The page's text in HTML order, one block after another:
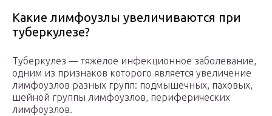
Какие лимфоузлы увеличиваются при
туберкулезе?
Туберкулез — тяжелое инфекционное заболевание,
одним из признаков которого является увеличение
лимфоузлов разных групп: подмышечных, паховых,
шейной группы лимфоузлов, периферических
лимфоузлов.